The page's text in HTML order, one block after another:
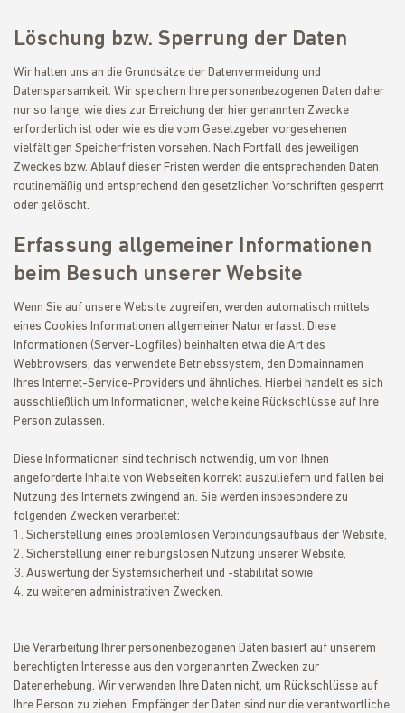
Löschung bzw. Sperrung der Daten
Wir halten uns an die Grundsätze der Datenvermeidung und
Datensparsamkeit. Wir speichern Ihre personenbezogenen Daten daher
nur so lange, wie dies zur Erreichung der hier genannten Zwecke
erforderlich ist oder wie es die vom Gesetzgeber vorgesehenen
vielfältigen Speicherfristen vorsehen. Nach Fortfall des jeweiligen
Zweckes bzw. Ablauf dieser Fristen werden die entsprechenden Daten
routinemäßig und entsprechend den gesetzlichen Vorschriften gesperrt
oder gelöscht.
Erfassung allgemeiner Informationen
beim Besuch unserer Website
Wenn Sie auf unsere Website zugreifen, werden automatisch mittels
eines Cookies Informationen allgemeiner Natur erfasst. Diese
Informationen (Server-Logfiles) beinhalten etwa die Art des
Webbrowsers, das verwendete Betriebssystem, den Domainnamen
Ihres Internet-Service-Providers und ähnliches. Hierbei handelt es sich
ausschließlich um Informationen, welche keine Rückschlüsse auf Ihre
Person zulassen.
Diese Informationen sind technisch notwendig, um von Ihnen
angeforderte Inhalte von Webseiten korrekt auszuliefern und fallen bei
Nutzung des Internets zwingend an. Sie werden insbesondere zu
folgenden Zwecken verarbeitet:
Sicherstellung eines problemlosen Verbindungsaufbaus der Website,
Sicherstellung einer reibungslosen Nutzung unserer Website,
Auswertung der Systemsicherheit und -stabilität sowie
zu weiteren administrativen Zwecken.
Die Verarbeitung Ihrer personenbezogenen Daten basiert auf unserem
berechtigten Interesse aus den vorgenannten Zwecken zur
Datenerhebung. Wir verwenden Ihre Daten nicht, um Rückschlüsse auf
Ihre Person zu ziehen. Empfänger der Daten sind nur die verantwortliche